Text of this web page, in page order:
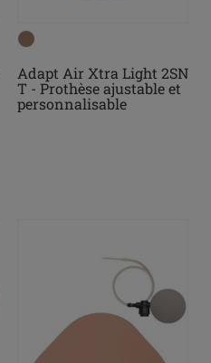
Adapt Air Xtra Light 2SN
T - Prothèse ajustable et
personnalisable